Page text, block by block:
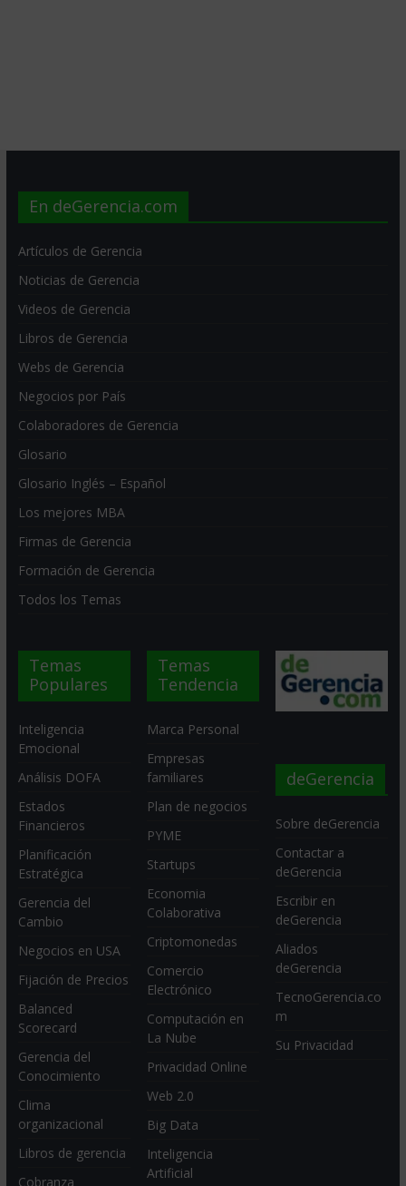
En deGerencia.com
Artículos de Gerencia
Noticias de Gerencia
Videos de Gerencia
Libros de Gerencia
Webs de Gerencia
Negocios por País
Colaboradores de Gerencia
Glosario
Glosario Inglés – Español
Los mejores MBA
Firmas de Gerencia
Formación de Gerencia
Todos los Temas
Temas
Populares
Inteligencia
Emocional
Análisis DOFA
Estados
Financieros
Planificación
Estratégica
Gerencia del
Cambio
Negocios en USA
Fijación de Precios
Balanced
Scorecard
Gerencia del
Conocimiento
Clima
organizacional
Libros de gerencia
Cobranza
Temas
Tendencia
Marca Personal
Empresas
familiares
Plan de negocios
PYME
Startups
Economia
Colaborativa
Criptomonedas
Comercio
Electrónico
Computación en
La Nube
Privacidad Online
Web 2.0
Big Data
Inteligencia
Artificial
deGerencia
Sobre deGerencia
Contactar a
deGerencia
Escribir en
deGerencia
Aliados
deGerencia
TecnoGerencia.co
m
Su Privacidad